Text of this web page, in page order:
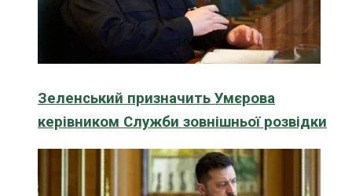
Зеленський призначить Умєрова
керівником Служби зовнішньої розвідки